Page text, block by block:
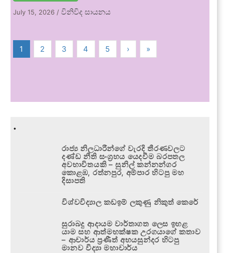
July 15, 2026 /විනිවිද සායනය
1 2 3 4 5 › »
.
රාජ්‍ය නිලධාරීන්ගේ වැරදි තීරණවලට
දණ්ඩ නීති සංග්‍රහය යෙදවීම බරපතල
අවභාවිතයකි – සුනිල් කන්නන්ගර
කොළඹ, රත්නපුර, අම්පාර හිටපු මහ
දිසාපති
විශ්වවිද්‍යාල කඩඉම් ලකුණු නිකුත් කෙරේ
සුරාබදු ආදායම වාර්තාගත ලෙස ඉහළ
යාම සහ ආත්මභක්ෂක උරගයාගේ කතාව
– ආචාර්ය ප්‍රණීත් අභයසුන්දර හිටපු
මානව විද්‍යා මහාචාර්ය